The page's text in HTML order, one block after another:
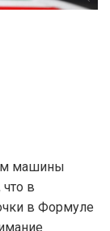
машины
в
в Формуле